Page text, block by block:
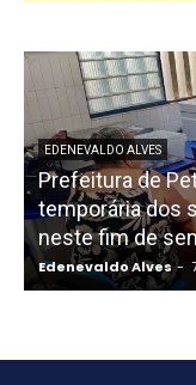
EDENEVALDO ALVES
Prefeitura de
temporária dos
neste fim de
Edenevaldo Alves -